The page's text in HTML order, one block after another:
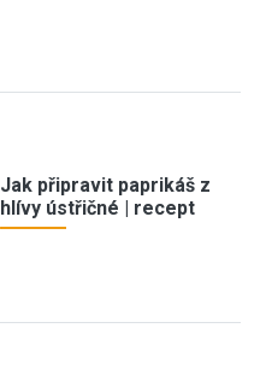
Jak připravit paprikáš z
hlívy ústřičné | recept